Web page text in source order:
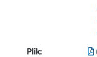
Plik: